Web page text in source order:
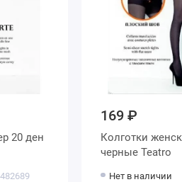
169 ₽
Колготки женские 2 размер 20 ден
черные Teatro
Нет в наличии